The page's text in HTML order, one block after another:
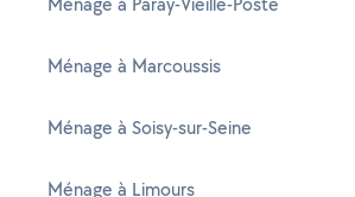
Ménage à Marcoussis
Ménage à Soisy-sur-Seine
Ménage à Limours